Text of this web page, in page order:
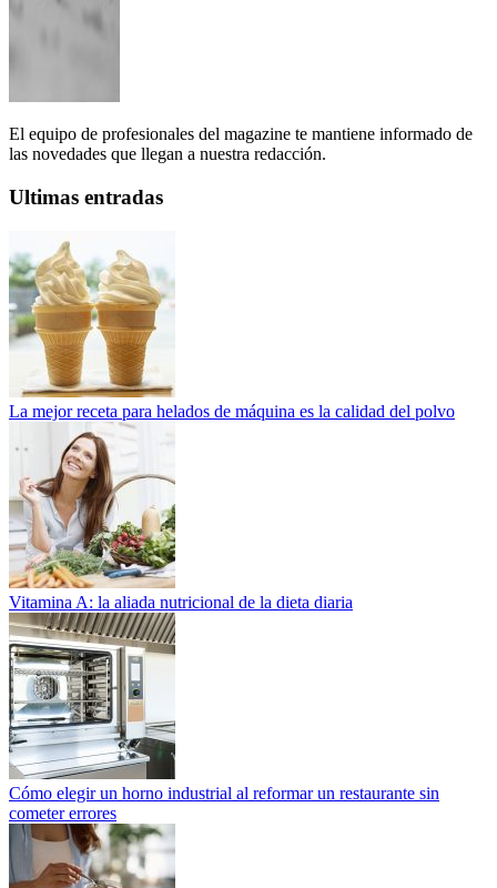
El equipo de profesionales del magazine te mantiene informado de
las novedades que llegan a nuestra redacción.
Ultimas entradas
La mejor receta para helados de máquina es la calidad del polvo
Vitamina A: la aliada nutricional de la dieta diaria
Cómo elegir un horno industrial al reformar un restaurante sin
cometer errores